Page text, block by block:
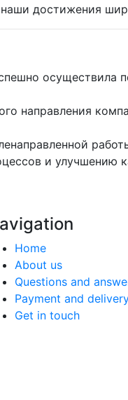
достижения
направления
и улучшению
Home
About us
Questions and
Payment and
Get in touch